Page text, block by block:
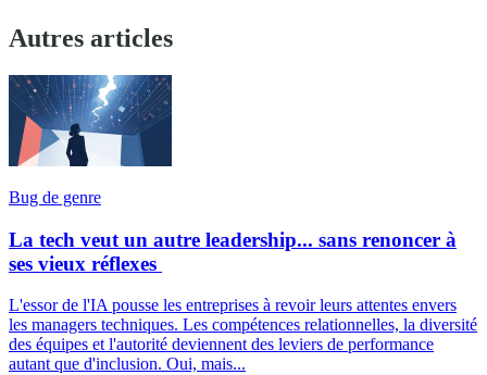
Autres articles
Bug de genre
La tech veut un autre leadership... sans renoncer à
ses vieux réflexes
L'essor de l'IA pousse les entreprises à revoir leurs attentes envers
les managers techniques. Les compétences relationnelles, la diversité
des équipes et l'autorité deviennent des leviers de performance
autant que d'inclusion. Oui, mais...